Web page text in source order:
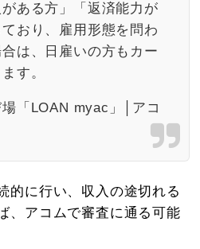
ある方」「返済能力が
おり、雇用形態を問わ
は、日雇いの方もカー
す。
「LOAN myac」│アコ
的に行い、収入の途切れる
、アコムで審査に通る可能